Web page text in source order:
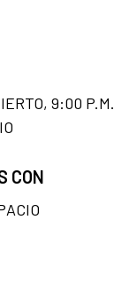
9:00 P.M.
CON